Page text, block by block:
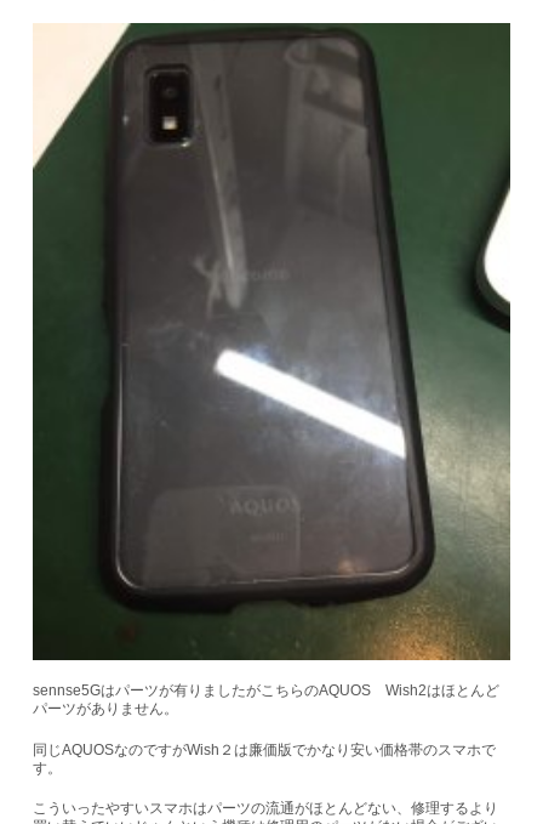
sennse5Gはパーツが有りましたがこちらのAQUOS Wish2はほとんど
パーツがありません。
同じAQUOSなのですがWish２は廉価版でかなり安い価格帯のスマホで
す。
こういったやすいスマホはパーツの流通がほとんどない、修理するより